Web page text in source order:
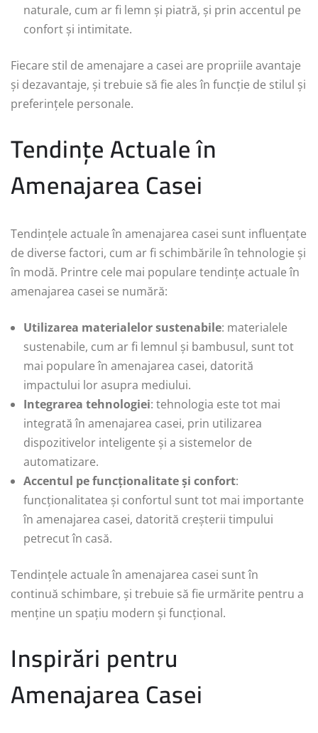
naturale, cum ar fi lemn și piatră, și prin accentul pe
confort și intimitate.
Fiecare stil de amenajare a casei are propriile avantaje
și dezavantaje, și trebuie să fie ales în funcție de stilul și
preferințele personale.
Tendințe Actuale în
Amenajarea Casei
Tendințele actuale în amenajarea casei sunt influențate
de diverse factori, cum ar fi schimbările în tehnologie și
în modă. Printre cele mai populare tendințe actuale în
amenajarea casei se numără:
Utilizarea materialelor sustenabile: materialele
sustenabile, cum ar fi lemnul și bambusul, sunt tot
mai populare în amenajarea casei, datorită
impactului lor asupra mediului.
Integrarea tehnologiei: tehnologia este tot mai
integrată în amenajarea casei, prin utilizarea
dispozitivelor inteligente și a sistemelor de
automatizare.
Accentul pe funcționalitate și confort:
funcționalitatea și confortul sunt tot mai importante
în amenajarea casei, datorită creșterii timpului
petrecut în casă.
Tendințele actuale în amenajarea casei sunt în
continuă schimbare, și trebuie să fie urmărite pentru a
menține un spațiu modern și funcțional.
Inspirări pentru
Amenajarea Casei